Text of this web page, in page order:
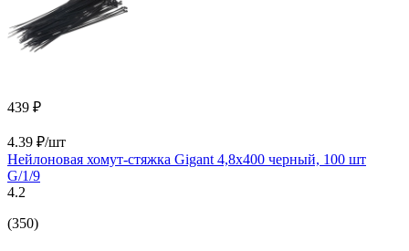
439 ₽
4.39 ₽/шт
Нейлоновая хомут-стяжка Gigant 4,8х400 черный, 100 шт
G/1/9
4.2
(350)